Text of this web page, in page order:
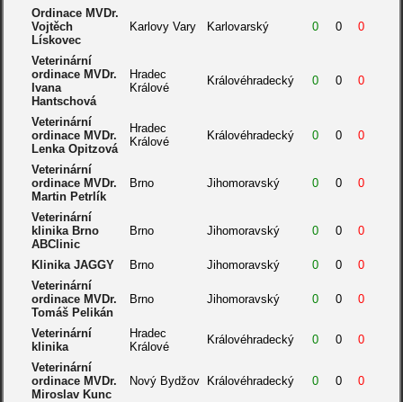
Ordinace MVDr.
Vojtěch
Lískovec
Karlovy Vary Karlovarský 0 0 0
Veterinární
ordinace MVDr.
Ivana
Hantschová
Hradec
Králové
Královéhradecký 0 0 0
Veterinární
ordinace MVDr.
Lenka Opitzová
Hradec
Králové
Královéhradecký 0 0 0
Veterinární
ordinace MVDr.
Martin Petrlík
Brno Jihomoravský 0 0 0
Veterinární
klinika Brno
ABClinic
Brno Jihomoravský 0 0 0
Klinika JAGGY Brno Jihomoravský 0 0
0
Veterinární
ordinace MVDr.
Tomáš Pelikán
Brno Jihomoravský 0 0 0
Veterinární
klinika
Hradec
Králové
Královéhradecký 0 0 0
Veterinární
ordinace MVDr.
Miroslav Kunc
Nový Bydžov Královéhradecký 0 0 0